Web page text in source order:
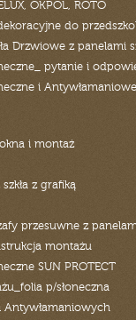
OKPOL, ROTO
do
Drzwiowe z panelami
pytanie i
i Antywłamaniowe
i montaż
z grafiką
przesuwne z
montażu
SUN PROTECT
p/słoneczna
Antywłamaniowych